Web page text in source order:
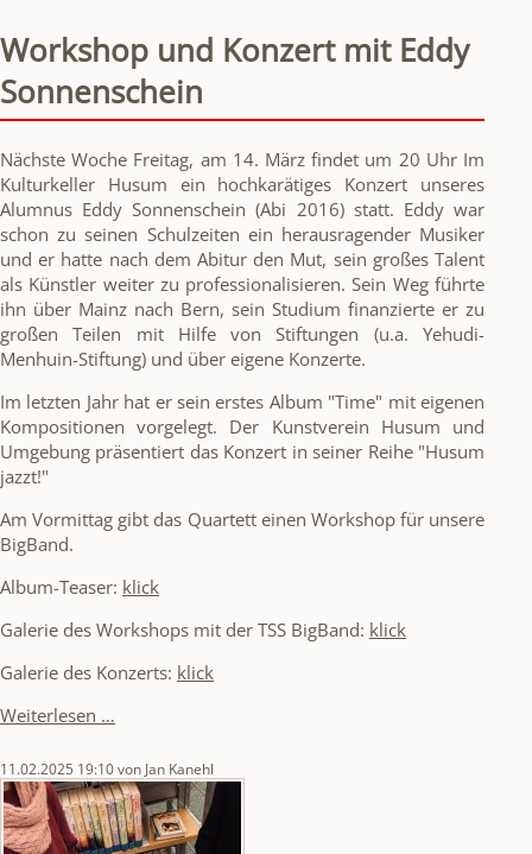
Workshop und Konzert mit Eddy
Sonnenschein
Nächste Woche Freitag, am 14. März findet um 20 Uhr Im
Kulturkeller Husum ein hochkarätiges Konzert unseres
Alumnus Eddy Sonnenschein (Abi 2016) statt. Eddy war
schon zu seinen Schulzeiten ein herausragender Musiker
und er hatte nach dem Abitur den Mut, sein großes Talent
als Künstler weiter zu professionalisieren. Sein Weg führte
ihn über Mainz nach Bern, sein Studium finanzierte er zu
großen Teilen mit Hilfe von Stiftungen (u.a. Yehudi-
Menhuin-Stiftung) und über eigene Konzerte.
Im letzten Jahr hat er sein erstes Album "Time" mit eigenen
Kompositionen vorgelegt. Der Kunstverein Husum und
Umgebung präsentiert das Konzert in seiner Reihe "Husum
jazzt!"
Am Vormittag gibt das Quartett einen Workshop für unsere
BigBand.
Album-Teaser: klick
Galerie des Workshops mit der TSS BigBand: klick
Galerie des Konzerts: klick
Weiterlesen …
Konzert
mit
Eddy
Sonnenschein
11.02.2025 19:10von Jan Kanehl